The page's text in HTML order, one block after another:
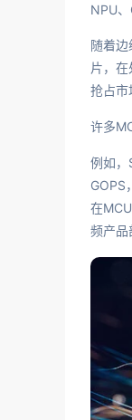
NPU
随着
片，在
抢占市
许多
例如，
GOPS
在
频产品